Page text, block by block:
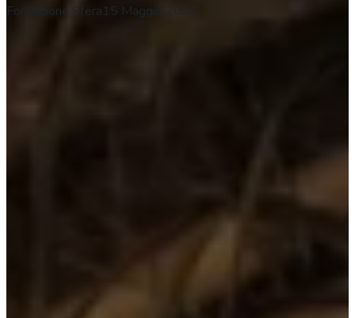
Fondazione Sfera15 Maggio 2022